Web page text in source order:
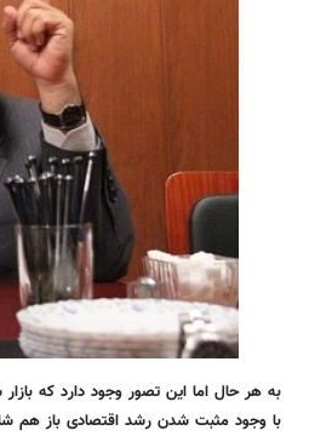
به هر حال اما این تصور وجود دارد که
با وجود مثبت شدن رشد اقتصادی باز هم